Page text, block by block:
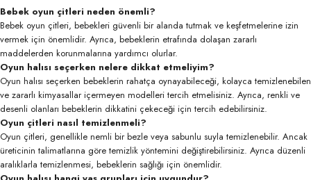
Bebek oyun çitleri neden önemli?
Bebek oyun çitleri, bebekleri güvenli bir alanda tutmak ve keşfetmelerine izin
vermek için önemlidir. Ayrıca, bebeklerin etrafında dolaşan zararlı
maddelerden korunmalarına yardımcı olurlar.
Oyun halısı seçerken nelere dikkat etmeliyim?
Oyun halısı seçerken bebeklerin rahatça oynayabileceği, kolayca temizlenebilen
ve zararlı kimyasallar içermeyen modelleri tercih etmelisiniz. Ayrıca, renkli ve
desenli olanları bebeklerin dikkatini çekeceği için tercih edebilirsiniz.
Oyun çitleri nasıl temizlenmeli?
Oyun çitleri, genellikle nemli bir bezle veya sabunlu suyla temizlenebilir. Ancak
üreticinin talimatlarına göre temizlik yöntemini değiştirebilirsiniz. Ayrıca düzenli
aralıklarla temizlenmesi, bebeklerin sağlığı için önemlidir.